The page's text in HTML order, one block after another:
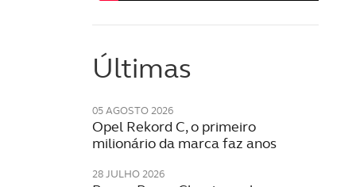
Últimas
05 AGOSTO 2026
Opel Rekord C, o primeiro
milionário da marca faz anos
28 JULHO 2026